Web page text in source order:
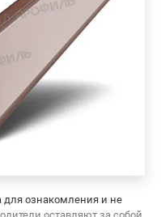
для ознакомления и не